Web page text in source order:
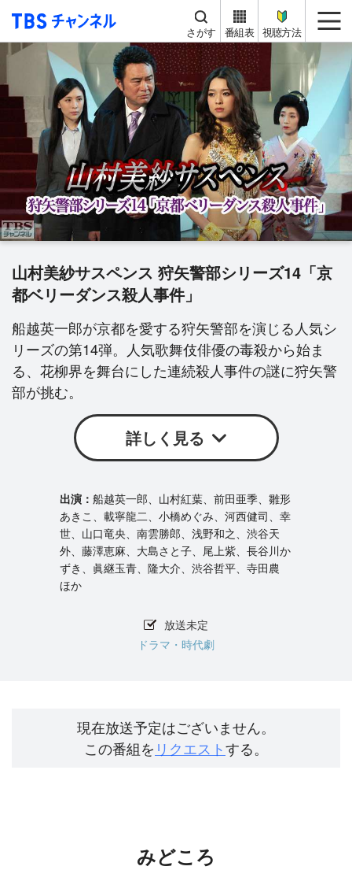
TBS チャンネル
さがす 番組表 視聴方法
山村美紗サスペンス 狩矢警部シリーズ14「京
都ベリーダンス殺人事件」
船越英一郎が京都を愛する狩矢警部を演じる人気シ
リーズの第14弾。人気歌舞伎俳優の毒殺から始ま
る、花柳界を舞台にした連続殺人事件の謎に狩矢警
部が挑む。
詳しく見る
船越英一郎、山村紅葉、前田亜季、雛形
あきこ、載寧龍二、小橋めぐみ、河西健司、幸
世、山口竜央、南雲勝郎、浅野和之、渋谷天
外、藤澤恵麻、大島さと子、尾上紫、長谷川か
ずき、眞継玉青、隆大介、渋谷哲平、寺田農
ほか
放送未定
ドラマ・時代劇
現在放送予定はございません。
この番組を リクエストする。
みどころ